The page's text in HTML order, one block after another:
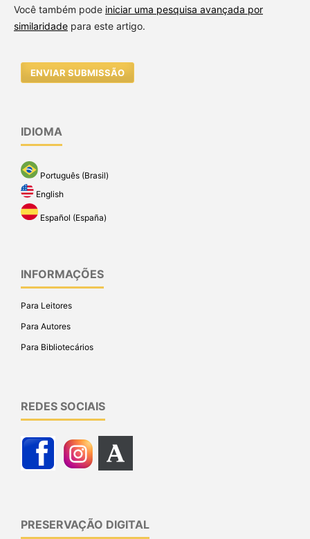
Você também pode iniciar uma pesquisa avançada por
similaridadepara este artigo.
ENVIAR SUBMISSÃO
IDIOMA
Português (Brasil)
English
Español (España)
INFORMAÇÕES
Para Leitores
Para Autores
Para Bibliotecários
REDES SOCIAIS
PRESERVAÇÃO DIGITAL